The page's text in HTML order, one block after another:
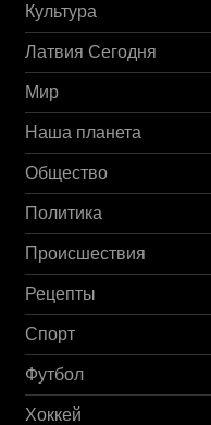
Культура
Латвия Сегодня
Мир
Наша планета
Общество
Политика
Происшествия
Рецепты
Спорт
Футбол
Хоккей